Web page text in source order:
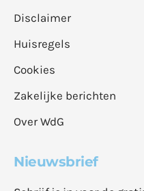
Disclaimer
Huisregels
Cookies
Zakelijke berichten
Over WdG
Nieuwsbrief